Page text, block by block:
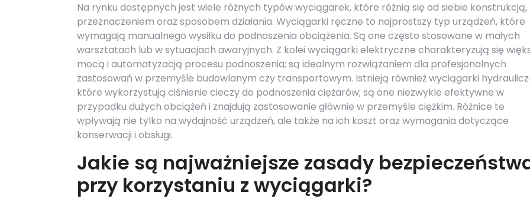
Na rynku dostępnych jest wiele różnych typów wyciągarek, które różnią się od siebie konstrukcją,
przeznaczeniem oraz sposobem działania. Wyciągarki ręczne to najprostszy typ urządzeń, które
wymagają manualnego wysiłku do podnoszenia obciążenia. Są one często stosowane w małych
warsztatach lub w sytuacjach awaryjnych. Z kolei wyciągarki elektryczne charakteryzują się
mocą i automatyzacją procesu podnoszenia; są idealnym rozwiązaniem dla profesjonalnych
zastosowań w przemyśle budowlanym czy transportowym. Istnieją również wyciągarki
które wykorzystują ciśnienie cieczy do podnoszenia ciężarów; są one niezwykle efektywne w
przypadku dużych obciążeń i znajdują zastosowanie głównie w przemyśle ciężkim. Różnice te
wpływają nie tylko na wydajność urządzeń, ale także na ich koszt oraz wymagania dotyczące
konserwacji i obsługi.
Jakie są najważniejsze zasady
przy korzystaniu z wyciągarki?